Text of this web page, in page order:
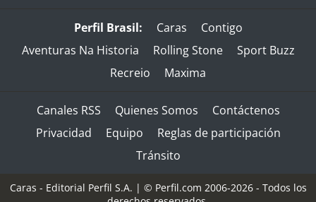
Perfil Brasil: Caras
Contigo
Aventuras Na Historia
Rolling Stone
Sport Buzz
Recreio
Maxima
Canales RSS Quienes Somos
Contáctenos
Privacidad
Equipo
Reglas de participación
Tránsito
Caras - Editorial Perfil S.A. | © Perfil.com 2006-2026 - Todos los